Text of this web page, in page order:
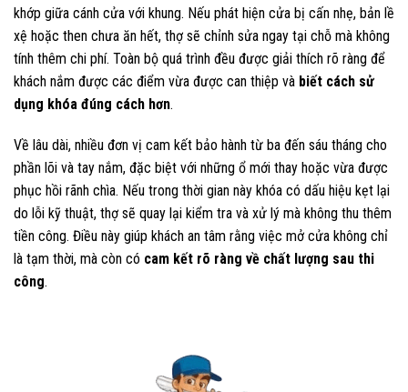
khớp giữa cánh cửa với khung. Nếu phát hiện cửa bị cấn nhẹ, bản lề
xệ hoặc then chưa ăn hết, thợ sẽ chỉnh sửa ngay tại chỗ mà không
tính thêm chi phí. Toàn bộ quá trình đều được giải thích rõ ràng để
khách nắm được các điểm vừa được can thiệp và biết cách sử
dụng khóa đúng cách hơn.
Về lâu dài, nhiều đơn vị cam kết bảo hành từ ba đến sáu tháng cho
phần lõi và tay nắm, đặc biệt với những ổ mới thay hoặc vừa được
phục hồi rãnh chìa. Nếu trong thời gian này khóa có dấu hiệu kẹt lại
do lỗi kỹ thuật, thợ sẽ quay lại kiểm tra và xử lý mà không thu thêm
tiền công. Điều này giúp khách an tâm rằng việc mở cửa không chỉ
là tạm thời, mà còn có cam kết rõ ràng về chất lượng sau thi
công.